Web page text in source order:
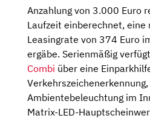
Anzahlung von 3.000 Euro
Laufzeit einberechnet,
Leasingrate von 374 Euro
ergäbe. Serienmäßig
Combi über eine
Ambientebeleuchtung im
Matrix-LED-